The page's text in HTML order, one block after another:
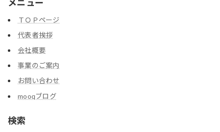
メニュー
ＴＯＰページ
代表者挨拶
会社概要
事業のご案内
お問い合わせ
mooqブログ
検索